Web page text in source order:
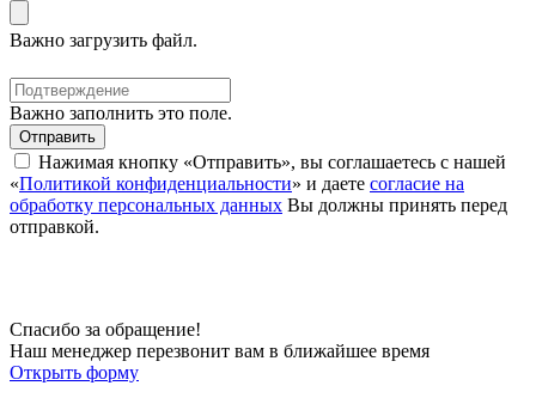
Важно загрузить файл.
Важно заполнить это поле.
Отправить
Нажимая кнопку «Отправить», вы соглашаетесь с нашей
«Политикой конфиденциальности» и даете согласие на
обработку персональных данных Вы должны принять перед
отправкой.
Спасибо за обращение!
Наш менеджер перезвонит вам в ближайшее время
Открыть форму